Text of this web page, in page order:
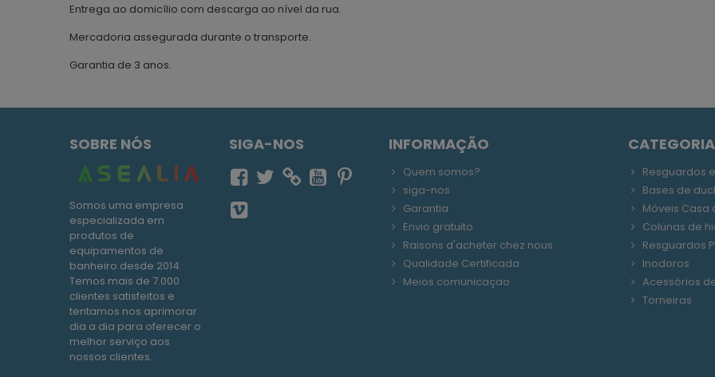
Entrega ao domicílio com descarga ao nível da rua.
Mercadoria assegurada durante o transporte.
Garantia de 3 anos.
SOBRE NÓS
Somos uma empresa
especializada em
produtos de
equipamentos de
banheiro desde 2014.
Temos mais de 7.000
clientes satisfeitos e
tentamos nos aprimorar
dia a dia para oferecer o
melhor serviço aos
nossos clientes.
SIGA-NOS INFORMAÇÃO
Quem somos?
siga-nos
Garantia
Envio gratuito
Raisons d'acheter chez nous
Qualidade Certificada
Meios comunicaçao
Resguardos
Bases de
Móveis Casa
Colunas de
Resguardos
Inodoros
Acessórios
Torneiras